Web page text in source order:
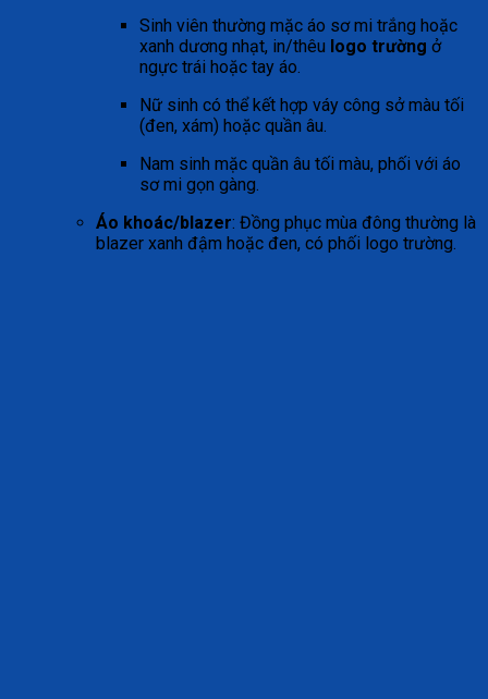
Sinh viên thường mặc áo sơ mi trắng hoặc
xanh dương nhạt, in/thêu logo trường ở
ngực trái hoặc tay áo.
Nữ sinh có thể kết hợp váy công sở màu tối
(đen, xám) hoặc quần âu.
Nam sinh mặc quần âu tối màu, phối với áo
sơ mi gọn gàng.
Áo khoác/blazer: Đồng phục mùa đông thường là
blazer xanh đậm hoặc đen, có phối logo trường.